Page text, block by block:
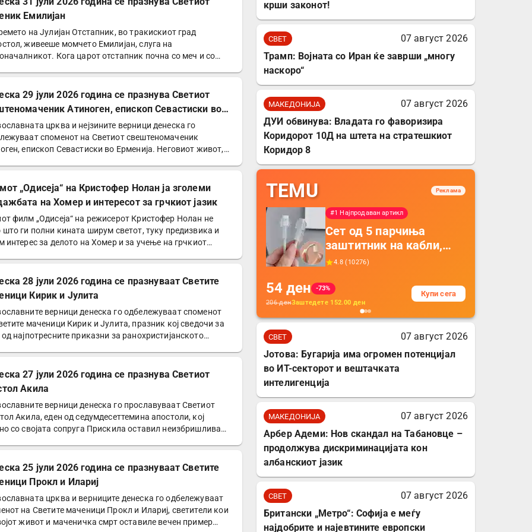
Емилијан
на Јулијан Отстапник, во тракискиот град
живееше момчето Емилијан, слуга на
Кога царот отстапник почна со меч и со
29 јули 2026 година се празнува Светиот
Атиноген, епископ Севастиски во
црква и нејзините верници денеска го
споменот на Светиот свештеномаченик
епископ Севастиски во Ерменија. Неговиот живот,
„Одисеја“ на Кристофер Нолан ја зголеми
на Хомер и интересот за грчкиот јазик
филм „Одисеја“ на режисерот Кристофер Нолан не
што ги полни кината ширум светот, туку предизвика и
интерес за делото на Хомер и за учење на грчкиот…
28 јули 2026 година се празнуваат Светите
Кирик и Јулита
верници денеска го одбележуваат споменот
маченици Кирик и Јулита, празник кој сведочи за
најпотресните приказни за ранохристијанското…
27 јули 2026 година се празнува Светиот
Акила
верници денеска го прославуваат Светиот
Акила, еден од седумдесеттемина апостоли, кој
со својата сопруга Прискила оставил неизбришлива
25 јули 2026 година се празнуваат Светите
Прокл и Илариј
црква и верниците денеска го одбележуваат
на Светите маченици Прокл и Илариј, светители кои
живот и маченичка смрт оставиле вечен пример…
крши законот!
СВЕТ
07 август 2026
Трамп: Војната со Иран ќе заврши „многу
наскоро“
МАКЕДОНИЈА
07 август 2026
ДУИ обвинува: Владата го фаворизира
Коридорот 10Д на штета на стратешкиот
Коридор 8
TEMU Реклама
#1 Најпродаван артикл
Сет од 5 парчиња
заштитник на кабли,
прекривка за заштита
додатоци за заштита на
кабли, без батерија, за
мобилни телефони,
комплет за заштита на
4.8 (10276)
54 ден
-73%
206денЗаштедете 152.00 ден
Купи сега
СВЕТ
07 август 2026
Јотова: Бугарија има огромен потенцијал
во ИТ-секторот и вештачката
интелигенција
МАКЕДОНИЈА
07 август 2026
Арбер Адеми: Нов скандал на Табановце –
продолжува дискриминацијата кон
албанскиот јазик
СВЕТ
07 август 2026
Британски „Метро“: Софија е меѓу
најдобрите и најевтините европски